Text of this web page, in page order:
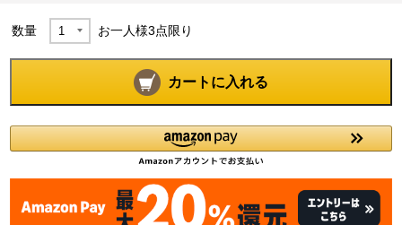
数量 お一人様3点限り
カートに入れる